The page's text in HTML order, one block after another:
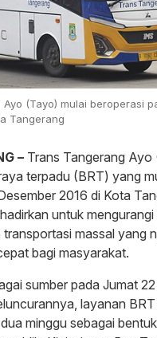
(Tayo) mulai beroperasi
Tangerang
– Trans Tangerang Ayo
terpadu (BRT) yang
2016 di Kota
untuk
massal yang
bagi masyarakat.
sumber pada Jumat 22
layanan
minggu sebagai bentuk